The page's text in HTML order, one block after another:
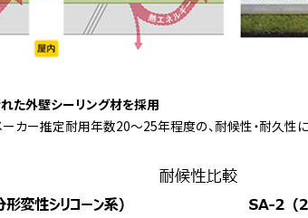
た外壁シーリング材を採用
カー推定耐用年数20～25年程度の、耐候性・耐久性に